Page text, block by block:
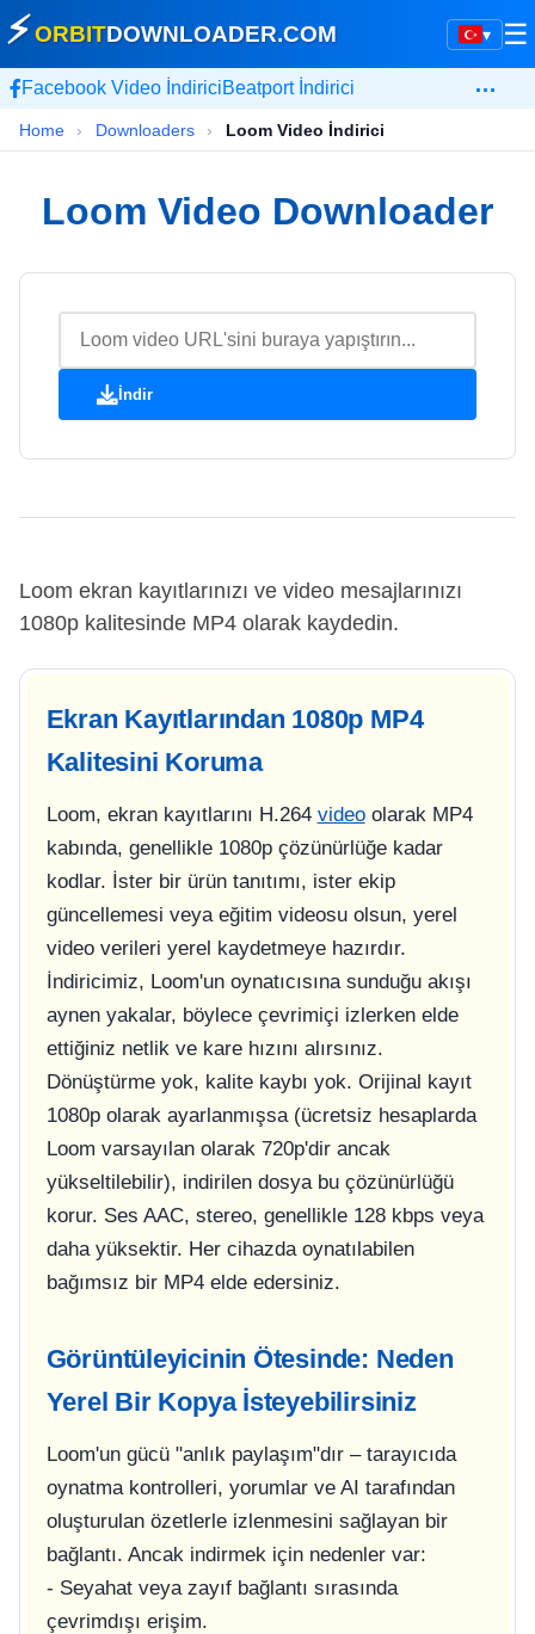
▾
⚡ORBITDOWNLOADER.COM ☰
Facebook Video İndiriciBeatport İndirici …
Home › Downloaders › Loom Video İndirici
Loom Video Downloader
İndir
Loom ekran kayıtlarınızı ve video mesajlarınızı
1080p kalitesinde MP4 olarak kaydedin.
Ekran Kayıtlarından 1080p MP4
Kalitesini Koruma
Loom, ekran kayıtlarını H.264 videoolarak MP4
kabında, genellikle 1080p çözünürlüğe kadar
kodlar. İster bir ürün tanıtımı, ister ekip
güncellemesi veya eğitim videosu olsun, yerel
video verileri yerel kaydetmeye hazırdır.
İndiricimiz, Loom'un oynatıcısına sunduğu akışı
aynen yakalar, böylece çevrimiçi izlerken elde
ettiğiniz netlik ve kare hızını alırsınız.
Dönüştürme yok, kalite kaybı yok. Orijinal kayıt
1080p olarak ayarlanmışsa (ücretsiz hesaplarda
Loom varsayılan olarak 720p'dir ancak
yükseltilebilir), indirilen dosya bu çözünürlüğü
korur. Ses AAC, stereo, genellikle 128 kbps veya
daha yüksektir. Her cihazda oynatılabilen
bağımsız bir MP4 elde edersiniz.
Görüntüleyicinin Ötesinde: Neden
Yerel Bir Kopya İsteyebilirsiniz
Loom'un gücü "anlık paylaşım"dır – tarayıcıda
oynatma kontrolleri, yorumlar ve AI tarafından
oluşturulan özetlerle izlenmesini sağlayan bir
bağlantı. Ancak indirmek için nedenler var:
- Seyahat veya zayıf bağlantı sırasında
çevrimdışı erişim.